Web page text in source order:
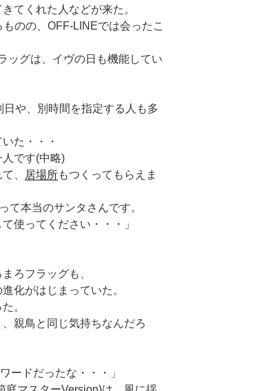
てくれた人などが来た。
のの、OFF-LINEでは会ったこ
ッグは、イヴの日も機能してい
や、別時間を指定する人も多
た・・・
人です(中略)
、
居場所もつくってもらえま
て本当のサンタさんです。
使ってください・・・」
ろフラッグも、
化がはじまっていた。
。
親鳥と同じ気持ちなんだろ
ードだったな・・・」